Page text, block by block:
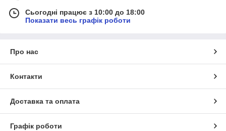
Сьогодні працює з 10:00 до 18:00
Показати весь графік роботи
Про нас
Контакти
Доставка та оплата
Графік роботи